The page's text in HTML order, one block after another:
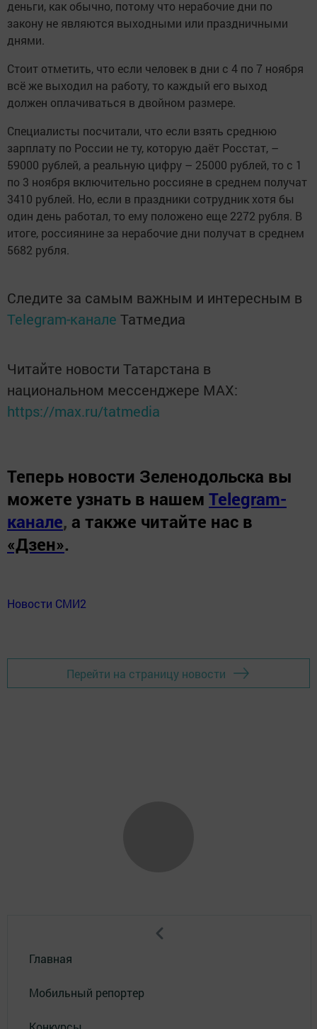
деньги, как обычно, потому что нерабочие дни по
закону не являются выходными или праздничными
днями.
Стоит отметить, что если человек в дни с 4 по 7 ноября
всё же выходил на работу, то каждый его выход
должен оплачиваться в двойном размере.
Специалисты посчитали, что если взять среднюю
зарплату по России не ту, которую даёт Росстат, –
59000 рублей, а реальную цифру – 25000 рублей, то с 1
по 3 ноября включительно россияне в среднем получат
3410 рублей. Но, если в праздники сотрудник хотя бы
один день работал, то ему положено еще 2272 рубля. В
итоге, россиянине за нерабочие дни получат в среднем
5682 рубля.
Следите за самым важным и интересным в
Telegram-канале Татмедиа
Читайте новости Татарстана в
национальном мессенджере MАХ:
https://max.ru/tatmedia
Теперь новости Зеленодольска вы
можете узнать в нашем Telegram-
канале, а также читайте нас в
«Дзен».
Новости СМИ2
Перейти на страницу новости
Главная
Мобильный репортер